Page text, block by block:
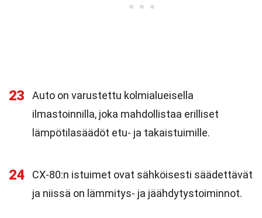
23
Auto on varustettu kolmialueisella
ilmastoinnilla, joka mahdollistaa erilliset
lämpötilasäädöt etu- ja takaistuimille.
24
CX-80:n istuimet ovat sähköisesti säädettävät
ja niissä on lämmitys- ja jäähdytystoiminnot.